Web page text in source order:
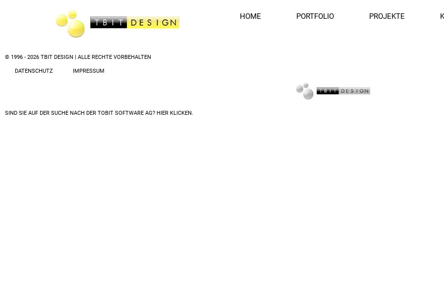
HOME PORTFOLIO PROJEKTE
© 1996 - 2026 TBIT DESIGN | ALLE RECHTE VORBEHALTEN
DATENSCHUTZ IMPRESSUM
SIND SIE AUF DER SUCHE NACH DER TOBIT SOFTWARE AG? HIER KLICKEN.